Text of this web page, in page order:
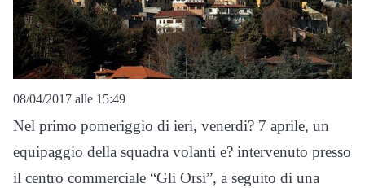
08/04/2017 alle 15:49
Nel primo pomeriggio di ieri, venerdi? 7 aprile, un
equipaggio della squadra volanti e? intervenuto presso
il centro commerciale “Gli Orsi”, a seguito di una